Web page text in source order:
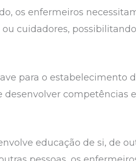
os enfermeiros
cuidadores,
para o estabelecimento
competências
educação de si, de